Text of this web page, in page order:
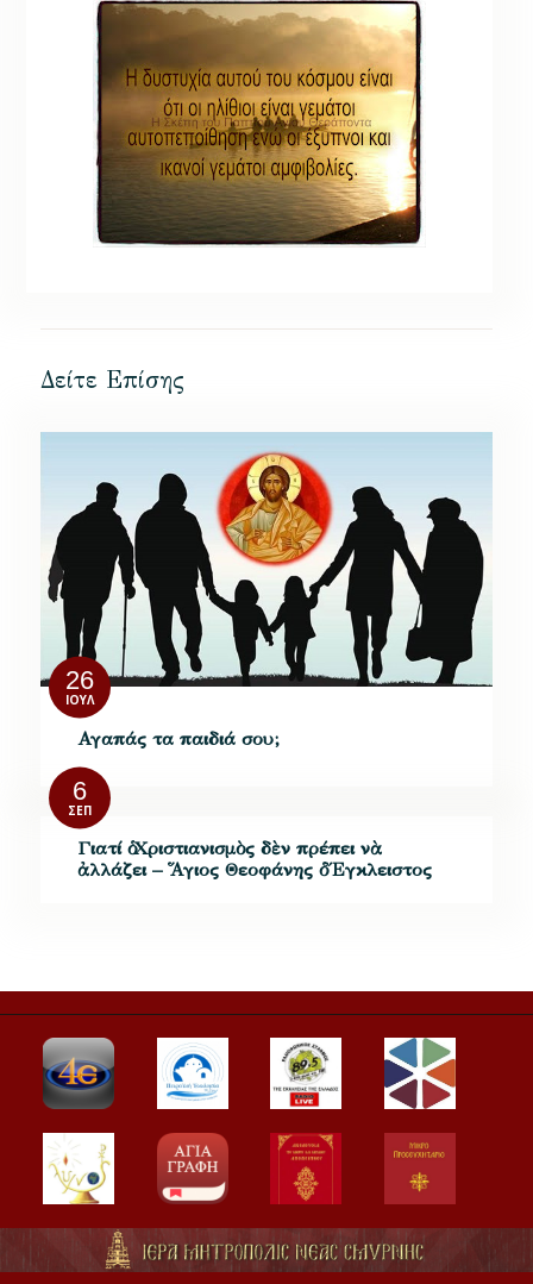
Δείτε Επίσης
26
ΙΟΎΛ
Αγαπάς τα παιδιά σου;
6
ΣΕΠ
Γιατί ὁ Χριστιανισμὸς δὲν πρέπει νὰ
ἀλλάζει – Ἅγιος Θεοφάνης ὁ Ἔγκλειστος